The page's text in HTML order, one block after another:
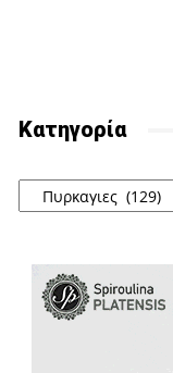
Κατηγορία
Κατηγορία